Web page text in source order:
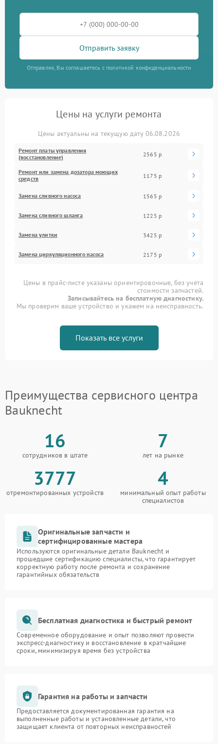
Отправить заявку
Отправляя, Вы соглашаетесь с политикой конфиденциальности
Цены на услуги ремонта
Цены актуальны на текущую дату 06.08.2026
Ремонт платы управления
(восстановление)
2565 р
Ремонт или замена дозатора моющих
средств
1175 р
Замена сливного насоса 1565 р
Замена сливного шланга 1225 р
Замена улитки 3425 р
Замена циркуляционного насоса 2175 р
Цены в прайс-листе указаны ориентировочные, без учета
стоимости запчастей.
Записывайтесь на бесплатную диагностику.
Мы проверим ваше устройство и укажем на неисправность.
Показать все услуги
Преимущества сервисного центра
Bauknecht
16
сотрудников в штате
7
лет на рынке
3777
отремонтированных устройств
4
минимальный опыт работы
специалистов
Оригинальные запчасти и
сертифицированные мастера
Используются оригинальные детали Bauknecht и
прошедшие сертификацию специалисты, что гарантирует
корректную работу после ремонта и сохранение
гарантийных обязательств
Бесплатная диагностика и быстрый ремонт
Современное оборудование и опыт позволяют провести
экспресс-диагностику и восстановление в кратчайшие
сроки, минимизируя время без устройства
Гарантия на работы и запчасти
Предоставляется документированная гарантия на
выполненные работы и установленные детали, что
защищает клиента от повторных неисправностей